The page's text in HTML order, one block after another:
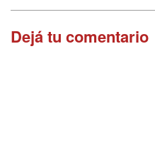
Dejá tu comentario